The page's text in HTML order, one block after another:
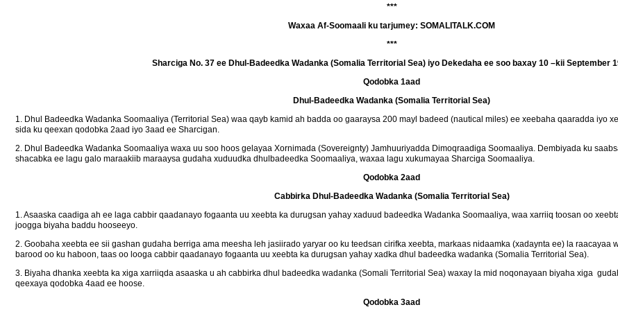
***
Waxaa Af-Soomaali ku tarjumey: SOMALITALK.COM
***
Sharciga No. 37 ee Dhul-Badeedka Wadanka (Somalia Territorial Sea) iyo Dekedaha ee soo baxay 10 –kii September
Qodobka 1aad
Dhul-Badeedka Wadanka (Somalia Territorial Sea)
1. Dhul Badeedka Wadanka Soomaaliya (Territorial Sea) waa qayb kamid ah badda oo gaaraysa 200 mayl badeed (nautical miles) ee xeebaha qaaradda iyo
sida ku qeexan qodobka 2aad iyo 3aad ee Sharcigan.
2. Dhul Badeedka Wadanka Soomaaliya waxa uu soo hoos gelayaa Xornimada (Sovereignty) Jamhuuriyadda Dimoqraadiga Soomaaliya. Dembiyada ku
shacabka ee lagu galo maraakiib maraaysa gudaha xuduudka dhulbadeedka Soomaaliya, waxaa lagu xukumayaa Sharciga Soomaaliya.
Qodobka 2aad
Cabbirka Dhul-Badeedka Wadanka (Somalia Territorial Sea)
1. Asaaska caadiga ah ee laga cabbir qaadanayo fogaanta uu xeebta ka durugsan yahay xaduud badeedka Wadanka Soomaaliya, waa xarriiq toosan oo
joogga biyaha baddu hooseeyo.
2. Goobaha xeebta ee sii gashan gudaha berriga ama meesha leh jasiirado yaryar oo ku teedsan cirifka xeebta, markaas nidaamka (xadaynta ee) la raacayaa
barood oo ku haboon, taas oo looga cabbir qaadanayo fogaanta uu xeebta ka durugsan yahay xadka dhul badeedka wadanka (Somalia Territorial Sea).
3. Biyaha dhanka xeebta ka xiga xarriiqda asaaska u ah cabbirka dhul badeedka wadanka (Somali Territorial Sea) waxay la mid noqonayaan biyaha xiga
qeexaya qodobka 4aad ee hoose.
Qodobka 3aad